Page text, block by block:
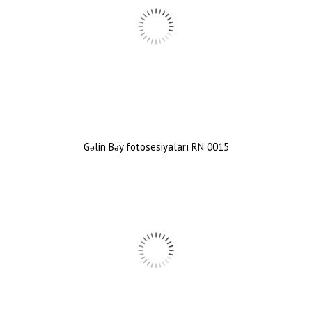
Gəlin Bəy fotosesiyaları RN 0015